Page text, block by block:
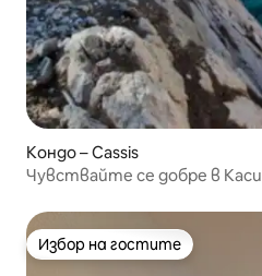
Кондо – Cassis
Чувствайте се добре в Каси
Избор на гостите
Избор на гостите